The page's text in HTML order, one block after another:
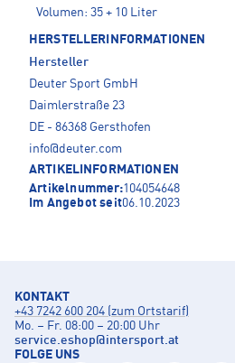
Volumen: 35 + 10 Liter
HERSTELLERINFORMATIONEN
Hersteller
Deuter Sport GmbH
Daimlerstraße 23
DE - 86368 Gersthofen
info@deuter.com
ARTIKELINFORMATIONEN
Artikelnummer:104054648
Im Angebot seit06.10.2023
KONTAKT
+43 7242 600 204 (zum Ortstarif)
Mo. – Fr. 08:00 – 20:00 Uhr
service.eshop@intersport.at
FOLGE UNS